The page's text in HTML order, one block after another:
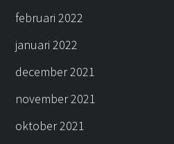
februari 2022
januari 2022
december 2021
november 2021
oktober 2021